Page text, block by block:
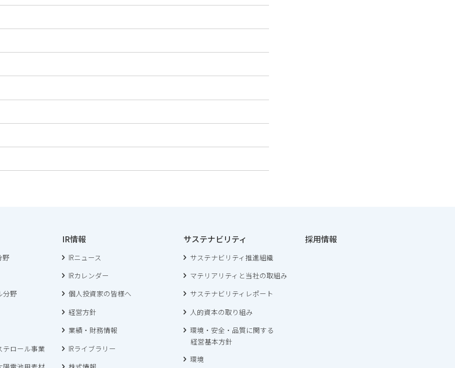
野
分野
テロール事業
IR情報
IRニュース
IRカレンダー
個人投資家の皆様へ
経営方針
業績・財務情報
IRライブラリー
サステナビリティ
サステナビリティ推進組織
マテリアリティと当社の取組み
サステナビリティレポート
人的資本の取り組み
環境・安全・品質に関する
経営基本方針
環境
採用情報